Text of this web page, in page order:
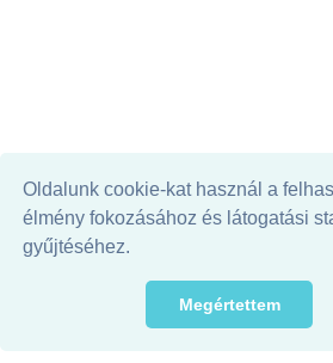
Oldalunk cookie-kat használ a
élmény fokozásához és látogatási
gyűjtéséhez.
Megértettem